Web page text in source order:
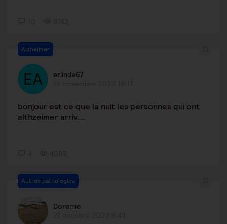
Alzheimer
erlinda67
bonjour est ce que la nuit les personnes qui ont
althzeimer arriv...
Autres pathologies
Doremie